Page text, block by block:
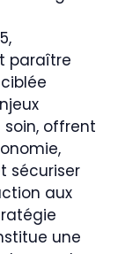
paraître
soin, offrent
sécuriser
aux
une